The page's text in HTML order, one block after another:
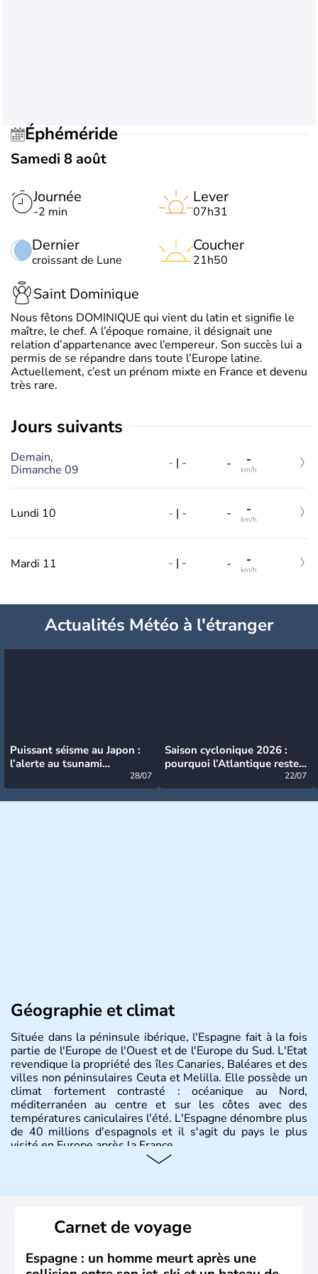
Éphéméride
Samedi 8 août
Journée
-2 min
Dernier
croissant de Lune
Lever
07h31
Coucher
21h50
Saint Dominique
Nous fêtons DOMINIQUE qui vient du latin et signifie le
maître, le chef. A l’époque romaine, il désignait une
relation d’appartenance avec l’empereur. Son succès lui a
permis de se répandre dans toute l’Europe latine.
Actuellement, c’est un prénom mixte en France et devenu
très rare.
jours suivants
Demain,
Dimanche 09
- | - - -
km/h
Lundi 10 - | - - -
km/h
Mardi 11 - | - - -
km/h
Actualités Météo à l'étranger
Puissant séisme au Japon :
l’alerte au tsunami
28/07
Saison cyclonique 2026 :
pourquoi l’Atlantique reste
22/07
Géographie et climat
Située dans la péninsule ibérique, l'Espagne fait à la fois
partie de l'Europe de l'Ouest et de l'Europe du Sud. L'Etat
revendique la propriété des îles Canaries, Baléares et des
villes non péninsulaires Ceuta et Melilla. Elle possède un
climat fortement contrasté : océanique au Nord,
méditerranéen au centre et sur les côtes avec des
températures caniculaires l'été. L'Espagne dénombre plus
de 40 millions d'espagnols et il s'agit du pays le plus
visité en Europe après la France.
envahissent la péninsule au IIe siècle avant J.C et
apportent leur langue ainsi que leur religion. L'Espagne
s'impose comme la première puissance de l'Europe au
XIème siècle et le reste pendant plus de 100 ans. Madrid
Carnet de voyage
Espagne : un homme meurt après une